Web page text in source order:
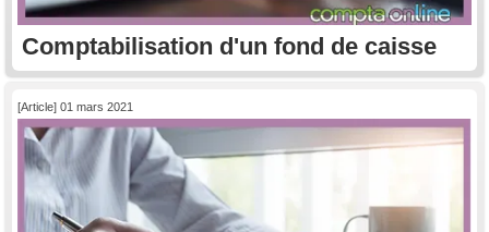
Comptabilisation d'un fond de caisse
[Article] 01 mars 2021